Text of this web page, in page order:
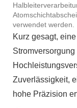
verwendet werden.
Kurz gesagt,
Zuverlässigkeit,
hohe Präzision